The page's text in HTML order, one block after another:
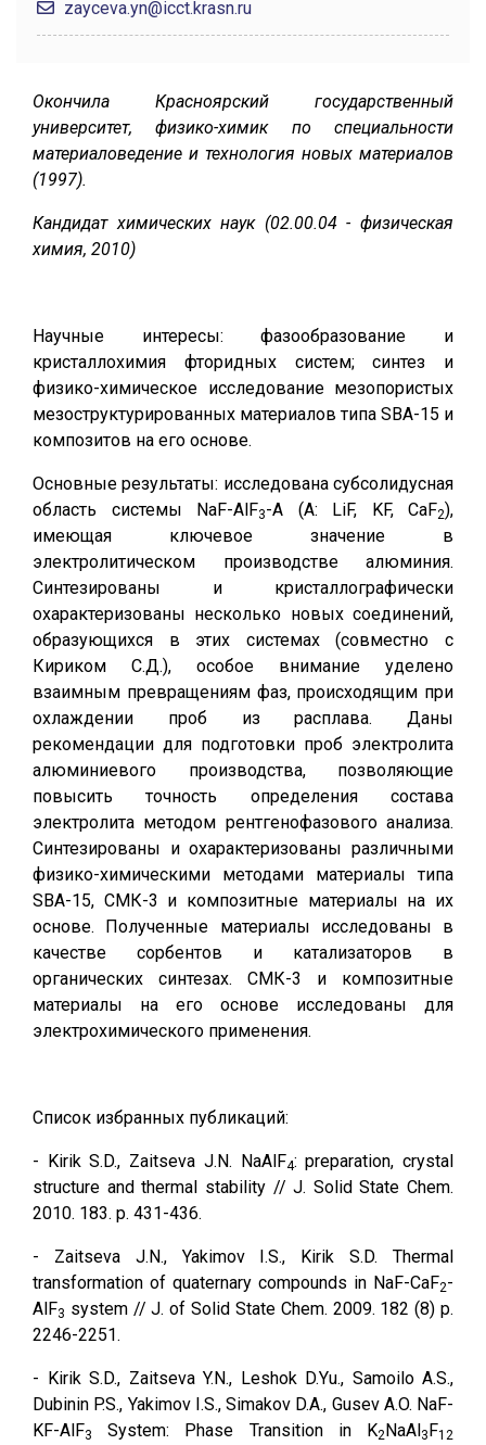
zayceva.yn@icct.krasn.ru
Окончила Красноярский государственный
университет, физико-химик по специальности
материаловедение и технология новых материалов
(1997).
Кандидат химических наук (02.00.04 - физическая
химия, 2010)
Научные интересы: фазообразование и
кристаллохимия фторидных систем; синтез и
физико-химическое исследование мезопористых
мезоструктурированных материалов типа SBA-15 и
композитов на его основе.
Основные результаты: исследована субсолидусная
область системы NaF-AlF3-A (A: LiF, KF, CaF2),
имеющая ключевое значение в
электролитическом производстве алюминия.
Синтезированы и кристаллографически
охарактеризованы несколько новых соединений,
образующихся в этих системах (совместно с
Кириком С.Д.), особое внимание уделено
взаимным превращениям фаз, происходящим при
охлаждении проб из расплава. Даны
рекомендации для подготовки проб электролита
алюминиевого производства, позволяющие
повысить точность определения состава
электролита методом рентгенофазового анализа.
Синтезированы и охарактеризованы различными
физико-химическими методами материалы типа
SBA-15, СМК-3 и композитные материалы на их
основе. Полученные материалы исследованы в
качестве сорбентов и катализаторов в
органических синтезах. СМК-3 и композитные
материалы на его основе исследованы для
электрохимического применения.
Список избранных публикаций:
- Kirik S.D., Zaitseva J.N. NaAlF4: preparation, crystal
structure and thermal stability // J. Solid State Chem.
2010. 183. р. 431-436.
- Zaitseva J.N., Yakimov I.S., Kirik S.D. Thermal
transformation of quaternary compounds in NaF-CaF2-
AlF3 system // J. of Solid State Chem. 2009. 182 (8) р.
2246-2251.
- Kirik S.D., Zaitseva Y.N., Leshok D.Yu., Samoilo A.S.,
Dubinin P.S., Yakimov I.S., Simakov D.A., Gusev A.O. NaF-
KF-AlF3 System: Phase Transition in K2NaAl3F12